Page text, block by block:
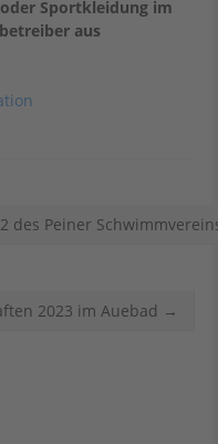
Sportkleidung im
aus
des Peiner
2023 im Auebad →